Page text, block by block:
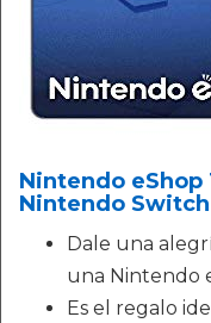
Nintendo eShop
Nintendo
Dale una
una Nintendo
Es el regalo